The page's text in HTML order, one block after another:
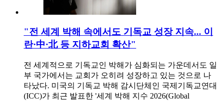
"전 세계 박해 속에서도 기독교 성장 지속... 이
란·中·北 등 지하교회 확산"
전 세계적으로 기독교인 박해가 심화되는 가운데서도 일
부 국가에서는 교회가 오히려 성장하고 있는 것으로 나
타났다. 미국의 기독교 박해 감시단체인 국제기독교연대
(ICC)가 최근 발표한 '세계 박해 지수 2026(Global